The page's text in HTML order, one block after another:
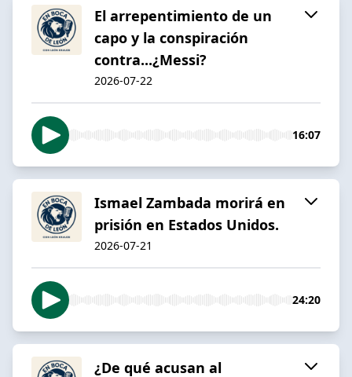
El arrepentimiento de un
capo y la conspiración
contra...¿Messi?
2026-07-22
16:07
Ismael Zambada morirá en
prisión en Estados Unidos.
2026-07-21
24:20
¿De qué acusan al